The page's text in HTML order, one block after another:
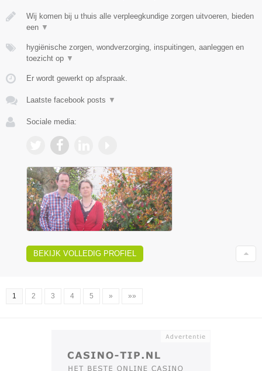
Wij komen bij u thuis alle verpleegkundige zorgen uitvoeren, bieden
een ▼
hygiënische zorgen, wondverzorging, inspuitingen, aanleggen en
toezicht op ▼
Er wordt gewerkt op afspraak.
Laatste facebook posts ▼
Sociale media:
BEKIJK VOLLEDIG PROFIEL
1 2 3 4 5 » »»